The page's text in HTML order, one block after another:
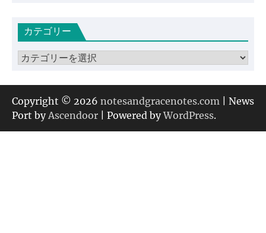
イカテゴリー
カ
ゴ
リ
ー
Copyright © 2026 notesandgracenotes.com | News
Port by Ascendoor | Powered byWordPress.